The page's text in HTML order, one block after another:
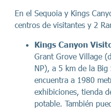
En el Sequoia y Kings
centros de visitantes y 2
Kings Canyon
Grant Grove Village
NP), a 5 km de la Big
encuentra a 1980
exhibiciones, tienda
potable. También